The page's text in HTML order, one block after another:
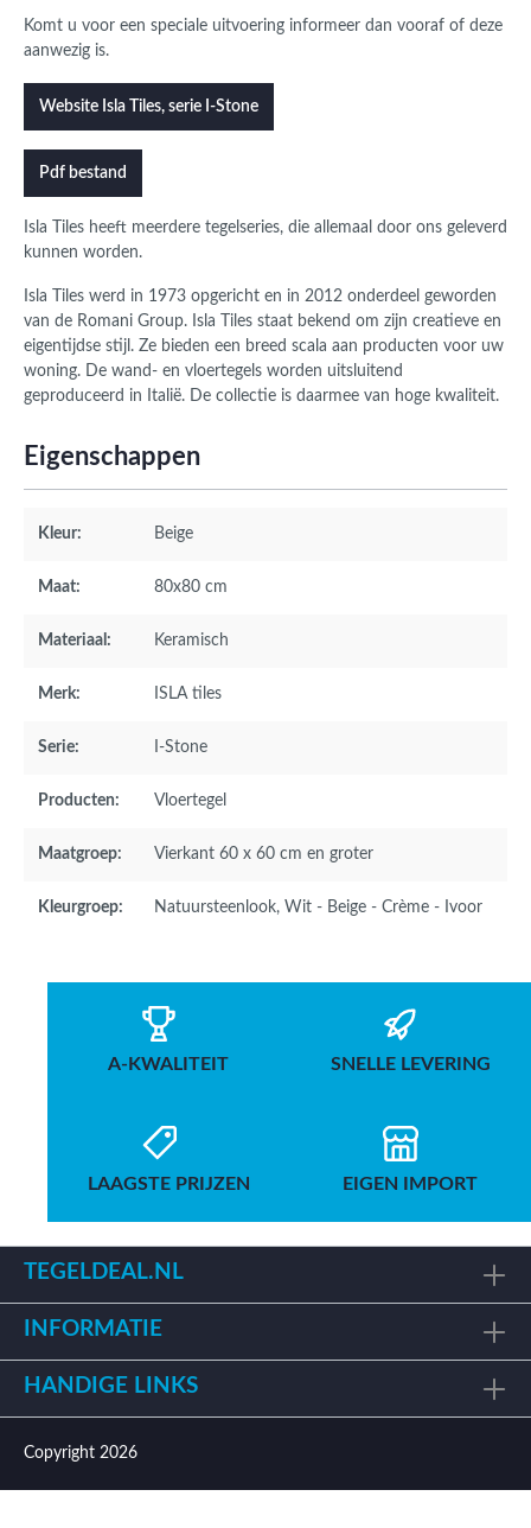
Komt u voor een speciale uitvoering informeer dan vooraf of deze
aanwezig is.
Website Isla Tiles, serie I-Stone
Pdf bestand
Isla Tiles heeft meerdere tegelseries, die allemaal door ons geleverd
kunnen worden.
Isla Tiles werd in 1973 opgericht en in 2012 onderdeel geworden
van de Romani Group. Isla Tiles staat bekend om zijn creatieve en
eigentijdse stijl. Ze bieden een breed scala aan producten voor uw
woning. De wand- en vloertegels worden uitsluitend
geproduceerd in Italië. De collectie is daarmee van hoge kwaliteit.
Eigenschappen
Kleur: Beige
Maat: 80x80 cm
Materiaal: Keramisch
Merk: ISLA tiles
Serie: I-Stone
Producten: Vloertegel
Maatgroep: Vierkant 60 x 60 cm en groter
Kleurgroep: Natuursteenlook, Wit - Beige - Crème - Ivoor
A-KWALITEIT SNELLE LEVERING
LAAGSTE PRIJZEN EIGEN IMPORT
TEGELDEAL.NL
INFORMATIE
HANDIGE LINKS
Copyright 2026